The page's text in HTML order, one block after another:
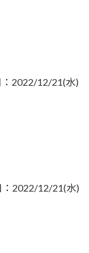
2022/12/21(水)
：2022/12/21(水)